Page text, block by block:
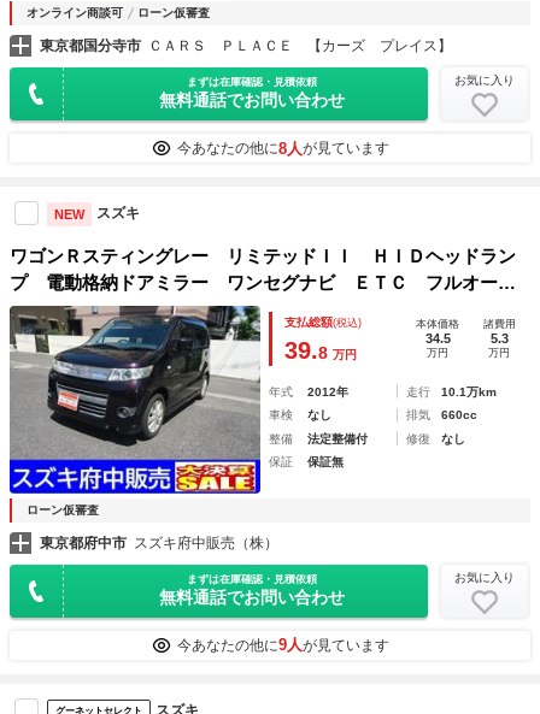
オンライン商談可 ローン仮審査
東京都国分寺市 ＣＡＲＳ ＰＬＡＣＥ 【カーズ プレイス】
まずは在庫確認・見積依頼
無料通話でお問い合わせ
お気に入り
今あなたの他に8人が見ています
NEW スズキ
ワゴンＲスティングレー リミテッドＩＩ ＨＩＤヘッドラン
プ 電動格納ドアミラー ワンセグナビ ＥＴＣ フルオート
エアコン
支払総額(税込)
39.8 万円
本体価格
34.5
万円
諸費用
5.3
万円
年式 2012年 走行
10.1万km
車検
なし 排気
660cc
整備
法定整備付 修復
なし
保証
保証無
ローン仮審査
東京都府中市 スズキ府中販売（株）
まずは在庫確認・見積依頼
無料通話でお問い合わせ
お気に入り
今あなたの他に9人が見ています
グーネットセレクト スズキ